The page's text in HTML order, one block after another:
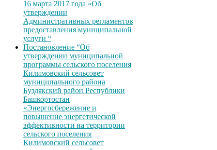
16 марта 2017 года «Об
утверждении
Административных регламентов
предоставления муниципальной
услуги “
Постановление “Об
утверждении муниципальной
программы сельского поселения
Килимовский сельсовет
муниципального района
Буздякский район Республики
Башкортостан
«Энергосбережение и
повышение энергетической
эффективности на территории
сельского поселения
Килимовский сельсовет